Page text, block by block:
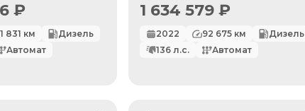
₽
831 км
Дизель
Автомат
1 634 579₽
2022 92 675км
Дизель
136л.с. Автомат